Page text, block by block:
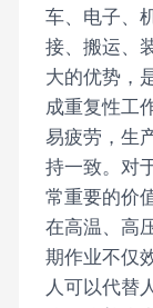
车、电子、
接、搬运、
大的优势，
成重复性工
易疲劳，生
持一致。对
常重要的价
在高温、高
期作业不仅
人可以代替